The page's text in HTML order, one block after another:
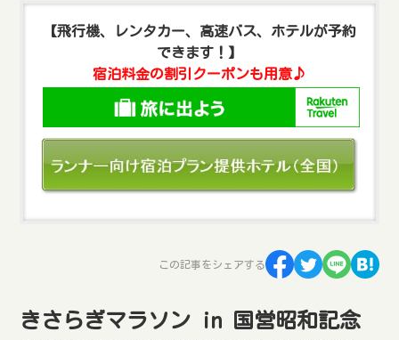
【飛行機、レンタカー、高速バス、ホテルが予約
できます！】
宿泊料金の割引クーポンも用意♪
この記事をシェアする
きさらぎマラソン in 国営昭和記念